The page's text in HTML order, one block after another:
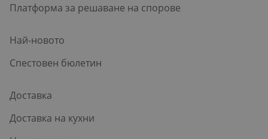
Платформа за решаване на спорове
Най-новото
Спестовен бюлетин
Доставка
Доставка на кухни